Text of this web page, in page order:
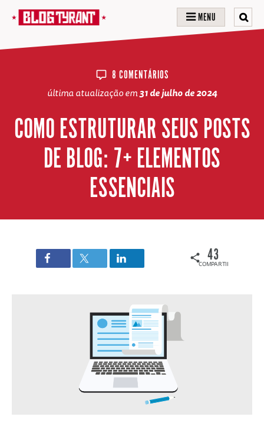
MENU
8 COMENTÁRIOS
última atualização em31 de julho de 2024
COMO ESTRUTURAR SEUS POSTS
DE BLOG: 7+ ELEMENTOS
ESSENCIAIS
COMPARTILHAMENTOS
43